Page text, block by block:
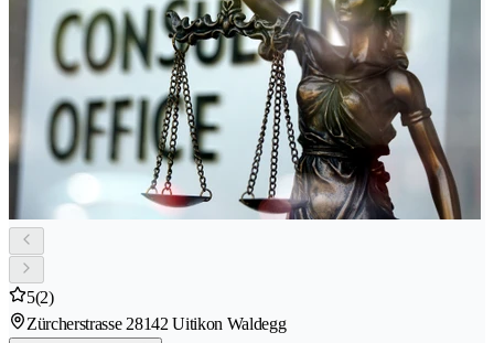
5(2)
Zürcherstrasse 28142 Uitikon Waldegg